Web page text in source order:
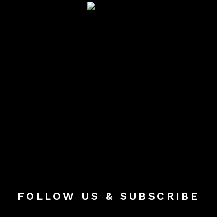
FOLLOW US & SUBSCRIBE